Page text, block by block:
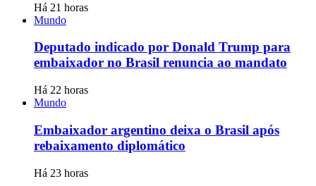
Há 21 horas
Mundo
Deputado indicado por Donald Trump para
embaixador no Brasil renuncia ao mandato
Há 22 horas
Mundo
Embaixador argentino deixa o Brasil após
rebaixamento diplomático
Há 23 horas